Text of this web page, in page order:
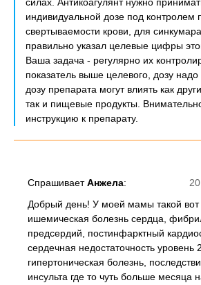
индивидуальной дозе под контролем
свертываемости крови, для
правильно указал целевые цифры
Ваша задача - регулярно их
показатель выше целевого, дозу
дозу препарата могут влиять как
так и пищевые продукты.
инструкцию к препарату.
СпрашиваетАнжела:
Добрый день! У моей мамы такой вот
ишемическая болезнь сердца,
предсердий, постинфарктный
сердечная недостаточность уровень
гипертоническая болезнь,
инсульта где то чуть больше месяца